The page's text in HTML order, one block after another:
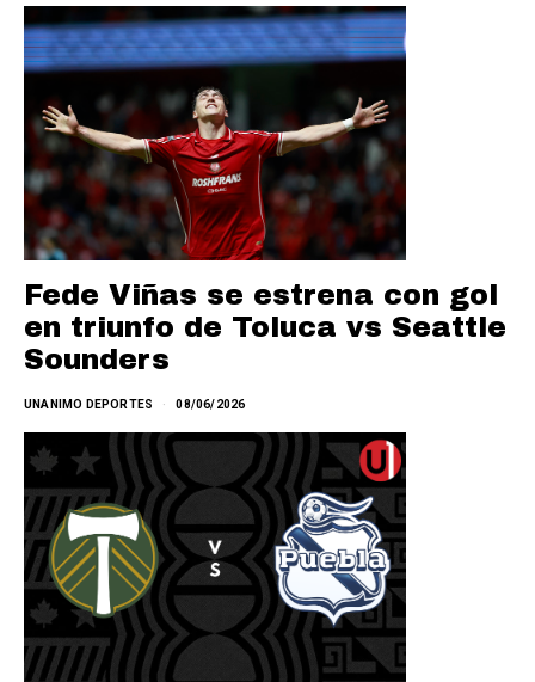
Fede Viñas se estrena con gol
en triunfo de Toluca vs Seattle
Sounders
UNANIMO DEPORTES 08/06/2026